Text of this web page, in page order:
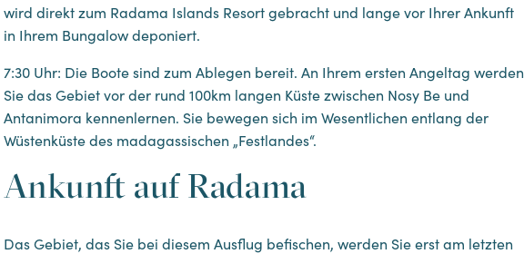
wird direkt zum Radama Islands Resort gebracht und lange vor Ihrer Ankunft
in Ihrem Bungalow deponiert.
7:30 Uhr: Die Boote sind zum Ablegen bereit. An Ihrem ersten Angeltag werden
Sie das Gebiet vor der rund 100km langen Küste zwischen Nosy Be und
Antanimora kennenlernen. Sie bewegen sich im Wesentlichen entlang der
Wüstenküste des madagassischen „Festlandes“.
Ankunft auf Radama
Das Gebiet, das Sie bei diesem Ausflug befischen, werden Sie erst am letzten